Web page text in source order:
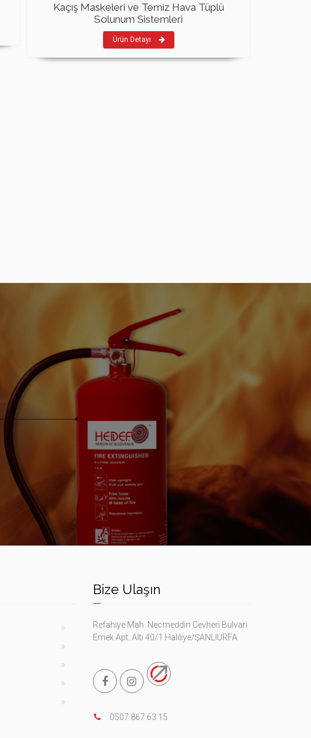
Kaçış Maskeleri ve Temiz Hava Tüplü
Solunum Sistemleri
Ürün Detayı
Bize Ulaşın
Refahiye Mah. Necmeddin Cevheri Bulvari
Emek Apt. Altı 40/1 Haliliye/ŞANLIURFA
0507 867 63 15